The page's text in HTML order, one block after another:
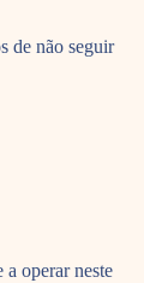
de não seguir
operar neste